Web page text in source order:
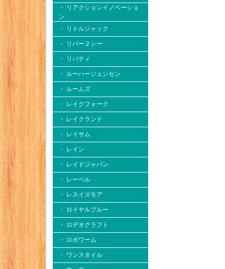
・ リアクションイノベーショ
ン
・ リトルジャック
・ リバー２シー
・ リバティ
・ ルーハージェンセン
・ ルームズ
・ レイクフォーク
・ レイクランド
・ レイサム
・ レイン
・ レイドジャパン
・ レーベル
・ レスイズモア
・ ロイヤルブルー
・ ロデオクラフト
・ ロボワーム
・ ワンスタイル